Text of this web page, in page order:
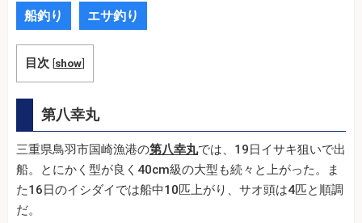
船釣り エサ釣り
目次 [show]
第八幸丸
三重県鳥羽市国崎漁港の第八幸丸では、19日イサキ狙いで出
船。とにかく型が良く40cm級の大型も続々と上がった。ま
た16日のイシダイでは船中10匹上がり、サオ頭は4匹と順調
だ。